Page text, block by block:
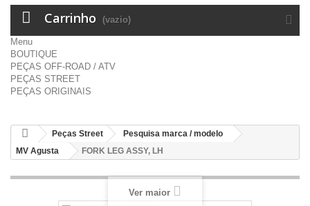
Carrinho (vazio)
Menu
BOUTIQUE
PEÇAS OFF-ROAD / ATV
PEÇAS STREET
PEÇAS ORIGINAIS
Peças Street
Pesquisa marca / modelo
MV Agusta
FORK LEG ASSY, LH
Ver maior